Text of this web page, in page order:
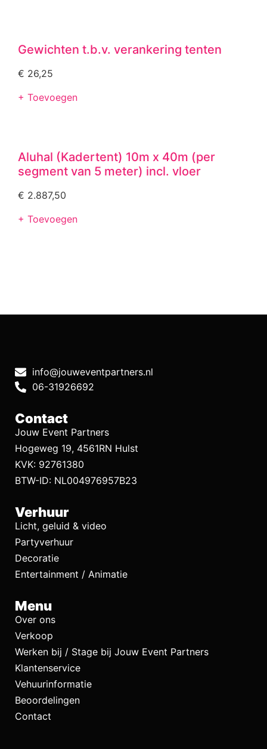
Gewichten t.b.v. verankering tenten
€ 26,25
+ Toevoegen
Aluhal (Kadertent) 10m x 40m (per
segment van 5 meter) incl. vloer
€ 2.887,50
+ Toevoegen
info@jouweventpartners.nl
06-31926692
Contact
Jouw Event Partners
Hogeweg 19, 4561RN Hulst
KVK: 92761380
BTW-ID: NL004976957B23
Verhuur
Licht, geluid & video
Partyverhuur
Decoratie
Entertainment / Animatie
Menu
Over ons
Verkoop
Werken bij / Stage bij Jouw Event Partners
Klantenservice
Vehuurinformatie
Beoordelingen
Contact